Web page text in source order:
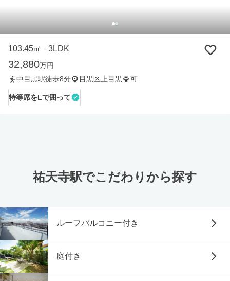
103.45㎡ ・ 3LDK
32,880万円
中目黒駅徒歩8分
目黒区上目黒 可
特等席をLで囲って
祐天寺駅でこだわりから探す
ルーフバルコニー付き
庭付き